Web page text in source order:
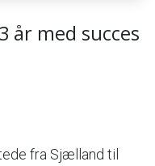
år med succes
fra Sjælland til